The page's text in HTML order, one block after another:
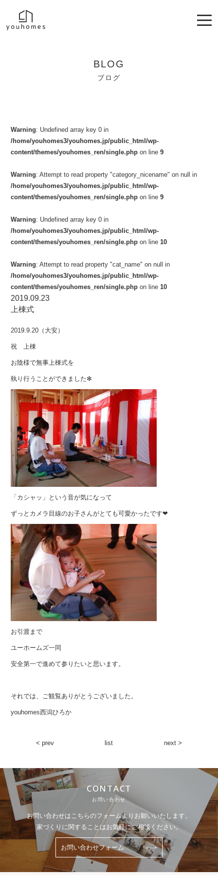
BLOG
ブログ
Warning: Undefined array key 0 in
/home/youhomes3/youhomes.jp/public_html/wp-
content/themes/youhomes_ren/single.php on line9
Warning: Attempt to read property "category_nicename" on null in
/home/youhomes3/youhomes.jp/public_html/wp-
content/themes/youhomes_ren/single.php on line9
Warning: Undefined array key 0 in
/home/youhomes3/youhomes.jp/public_html/wp-
content/themes/youhomes_ren/single.php on line10
Warning: Attempt to read property "cat_name" on null in
/home/youhomes3/youhomes.jp/public_html/wp-
content/themes/youhomes_ren/single.php on line10
2019.09.23
上棟式
2019.9.20（大安）
祝 上棟
お陰様で無事上棟式を
執り行うことができました✻
「カシャッ」という音が気になって
ずっとカメラ目線のお子さんがとても可愛かったです❤︎
お引渡まで
ユーホームズ一同
安全第一で進めて参りたいと思います。
それでは、ご観覧ありがとうございました。
youhomes西潟ひろか
< prev list next >
CONTACT
お問い合わせ
お問い合わせはこちらのフォームよりお願いいたします。
家づくりに関することはお気軽にご相談ください。
お問い合わせフォーム